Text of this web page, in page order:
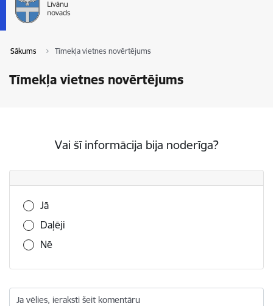
Sākums Tīmekļa vietnes novērtējums
Tīmekļa vietnes novērtējums
Vai šī informācija bija noderīga?
Vai šī informācija bija noderīga?
Jā
Daļēji
Nē
Ja vēlies, ieraksti šeit komentāru